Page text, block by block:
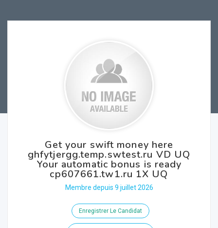
Get your swift money here
ghfytjergg.temp.swtest.ru VD UQ
Your automatic bonus is ready
cp607661.tw1.ru 1X UQ
Membre depuis 9 juillet 2026
Enregistrer Le Candidat